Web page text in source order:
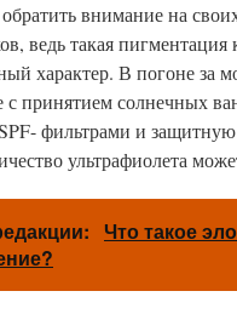
внимание на
ведь такая
характер. В погоне за
с принятием солнечных
фильтрами и
ультрафиолета
Что такое